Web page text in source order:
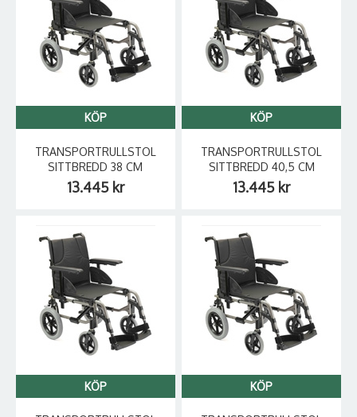
KÖP
TRANSPORTRULLSTOL
SITTBREDD 38 CM
13.445 kr
KÖP
TRANSPORTRULLSTOL
SITTBREDD 40,5 CM
13.445 kr
KÖP KÖP